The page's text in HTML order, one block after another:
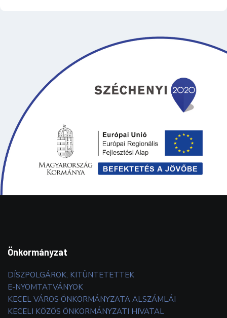
Önkormányzat
DÍSZPOLGÁROK, KITÜNTETETTEK
E-NYOMTATVÁNYOK
KECEL VÁROS ÖNKORMÁNYZATA ALSZÁMLÁI
KECELI KÖZÖS ÖNKORMÁNYZATI HIVATAL